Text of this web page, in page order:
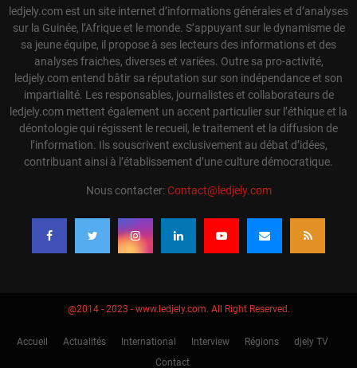
ledjely.com est un site internet d’informations générales et d’analyses
sur la Guinée, l’Afrique et le monde. S’appuyant sur le dynamisme de
sa jeune équipe, il propose à ses lecteurs des informations et des
analyses fraiches, diverses et variées. Outre sa pro-activité,
ledjely.com entend bâtir sa réputation sur son indépendance et son
impartialité. Les responsables, journalistes et collaborateurs de
ledjely.com mettent également un accent particulier sur l’éthique et la
déontologie qui régissent le recueil, le traitement et la diffusion de
l’information. Ils souscrivent exclusivement au débat d’idées,
contribuant ainsi à l’établissement d’une culture démocratique.
Nous contacter:Contact@ledjely.com
@2014 - 2023 - www.ledjely.com. All Right Reserved.
Accueil Actualités International Interview Régions
djely TV
Contact